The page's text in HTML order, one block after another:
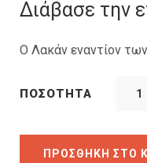
είναι:
20.80€.
Διάβασε την
Ο Λακάν εναντίον
ΠΟΣΌΤΗΤΑ
ΠΡΟΣΘΉΚΗ ΣΤΟ